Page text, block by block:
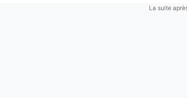
La suite